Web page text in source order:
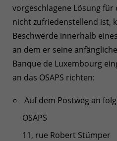
vorgeschlagene Lösung
nicht zufriedenstellend ist,
Beschwerde innerhalb
an dem er seine
Banque de Luxembourg
an das OSAPS richten:
Auf dem Postweg an
OSAPS
11, rue Robert Stümper